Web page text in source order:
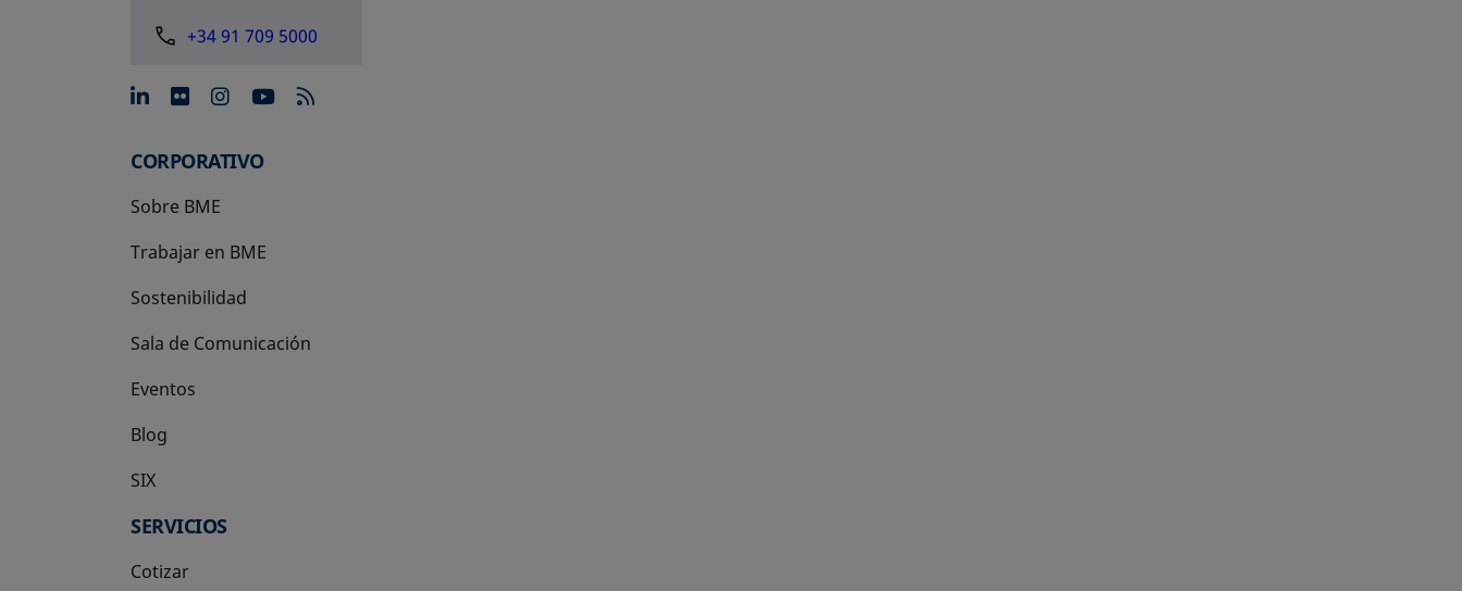
+34 91 709 5000
se abre en una pestaña nueva
se abre en una pestaña nueva
se abre en una pestaña nueva
se abre en una pestaña nueva
CORPORATIVO
Sobre BME
Trabajar en BME
Sostenibilidad
Sala de Comunicación
Eventos
Blog
SIX
se abre en una pestaña nueva
SERVICIOS
Cotizar